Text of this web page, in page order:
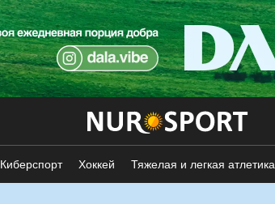
Киберспорт Хоккей Тяжелая и легкая атлетика